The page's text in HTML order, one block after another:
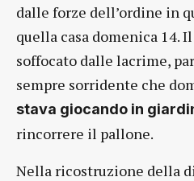
dalle forze dell’ordine in
quella casa domenica 14.
soffocato dalle lacrime,
sempre sorridente che
stava giocando in
rincorrere il pallone.
Nella ricostruzione della